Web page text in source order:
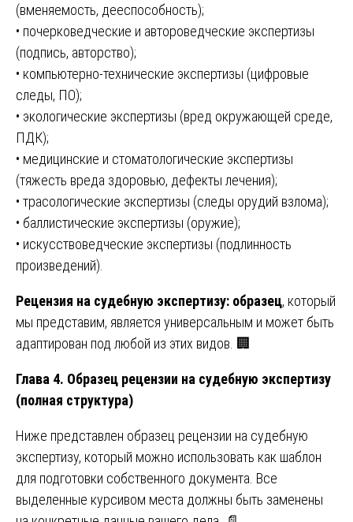
(вменяемость, дееспособность);
• почерковедческие и автороведческие экспертизы
(подпись, авторство);
• компьютерно-технические экспертизы (цифровые
следы, ПО);
• экологические экспертизы (вред окружающей среде,
ПДК);
• медицинские и стоматологические экспертизы
(тяжесть вреда здоровью, дефекты лечения);
• трасологические экспертизы (следы орудий взлома);
• баллистические экспертизы (оружие);
• искусствоведческие экспертизы (подлинность
произведений).
Рецензия на судебную экспертизу: образец, который
мы представим, является универсальным и может быть
адаптирован под любой из этих видов. 🏢
Глава 4. Образец рецензии на судебную экспертизу
(полная структура)
Ниже представлен образец рецензии на судебную
экспертизу, который можно использовать как шаблон
для подготовки собственного документа. Все
выделенные курсивом места должны быть заменены